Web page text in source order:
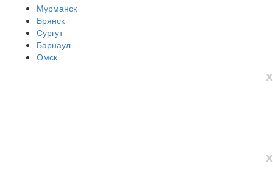
Мурманск
Брянск
Сургут
Барнаул
Омск
х
х